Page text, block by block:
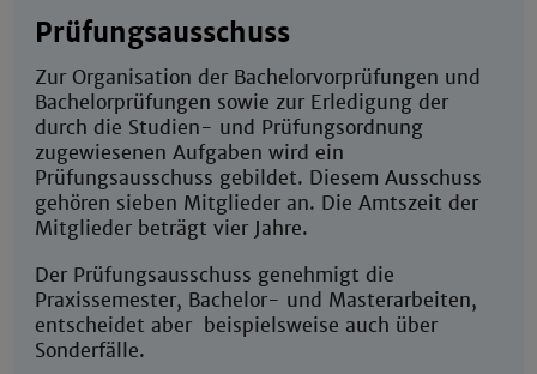
Prüfungsausschuss
Zur Organisation der Bachelorvorprüfungen und
Bachelorprüfungen sowie zur Erledigung der
durch die Studien- und Prüfungsordnung
zugewiesenen Aufgaben wird ein
Prüfungsausschuss gebildet. Diesem Ausschuss
gehören sieben Mitglieder an. Die Amtszeit der
Mitglieder beträgt vier Jahre.
Der Prüfungsausschuss genehmigt die
Praxissemester, Bachelor- und Masterarbeiten,
entscheidet aber beispielsweise auch über
Sonderfälle.